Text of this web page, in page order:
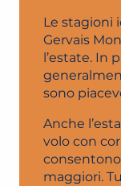
Le stagioni
Gervais
l’estate. In
sono
Anche
volo con
maggiori.